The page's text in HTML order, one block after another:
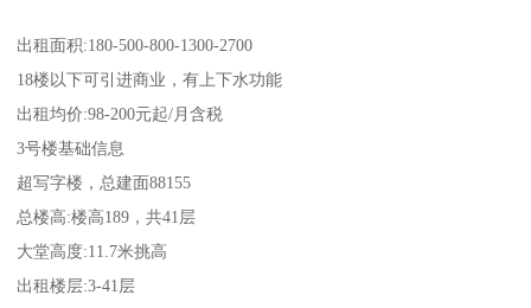
出租面积:180-500-800-1300-2700
18楼以下可引进商业，有上下水功能
出租均价:98-200元起/月含税
3号楼基础信息
超写字楼，总建面88155
总楼高:楼高189，共41层
大堂高度:11.7米挑高
出租楼层:3-41层